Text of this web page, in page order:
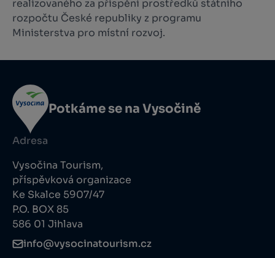
realizovaného za přispění prostředků státního
rozpočtu České republiky z programu
Ministerstva pro místní rozvoj.
Potkáme se na Vysočině
Adresa
Vysočina Tourism,
příspěvková organizace
Ke Skalce 5907/47
P.O. BOX 85
586 01 Jihlava
info@vysocinatourism.cz